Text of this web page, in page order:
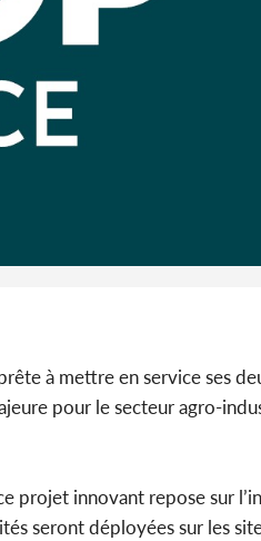
à mettre en service ses
pour le secteur agro-
projet innovant repose sur
seront déployées sur les